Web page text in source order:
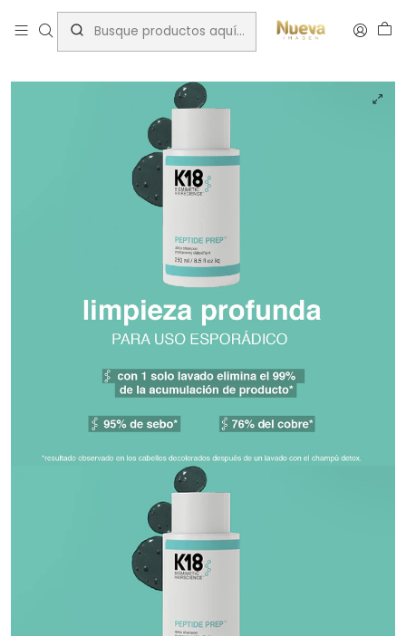
Inicio Tratamientos capilares Marcas
Shampo detox peptide repair 250ml k18